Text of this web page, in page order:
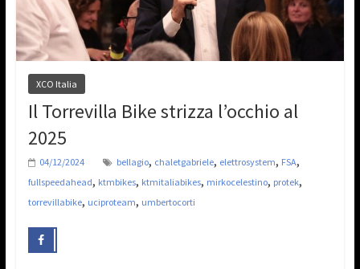
XCO Italia
Il Torrevilla Bike strizza l’occhio al
2025
04/12/2024 bellagio, chaletgabriele, elettrosystem, FSA,
fullspeedahead, ktmbikes, ktmitaliabikes, mirkocelestino, protek,
torrevillabike, uciproteam, umbertocorti